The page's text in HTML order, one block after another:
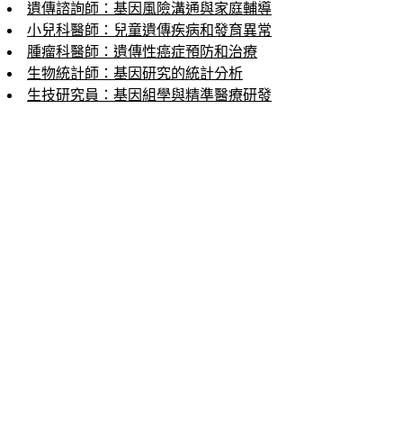
遺傳諮詢師：基因風險溝通與家庭輔導
小兒科醫師：兒童遺傳疾病和發育異常
腫瘤科醫師：遺傳性癌症預防和治療
生物統計師：基因研究的統計分析
生技研究員：基因組學與精準醫療研發